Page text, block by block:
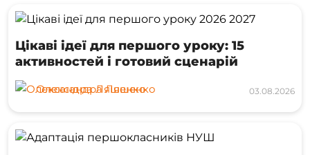
Цікаві ідеї для першого уроку: 15
активностей і готовий сценарій
Олександра Ляшенко 03.08.2026